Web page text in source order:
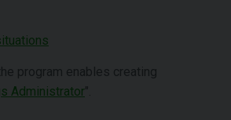
program enables creating
Administrator".